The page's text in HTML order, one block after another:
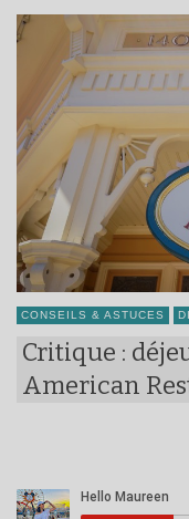
CONSEILS & ASTUCES
Critique :
American